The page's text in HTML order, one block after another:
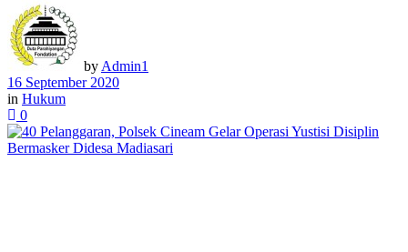
by Admin1
16 September 2020
in Hukum
0